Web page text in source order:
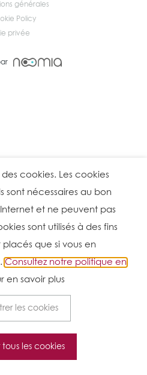
générales
Policy
privée
cookies. Les cookies
sont nécessaires au bon
et ne peuvent pas
sont utilisés à des fins
que si vous en
Consultez notre politique en
en savoir plus
les cookies
les cookies